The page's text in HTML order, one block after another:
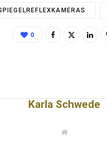
0
Karla Schwede
W